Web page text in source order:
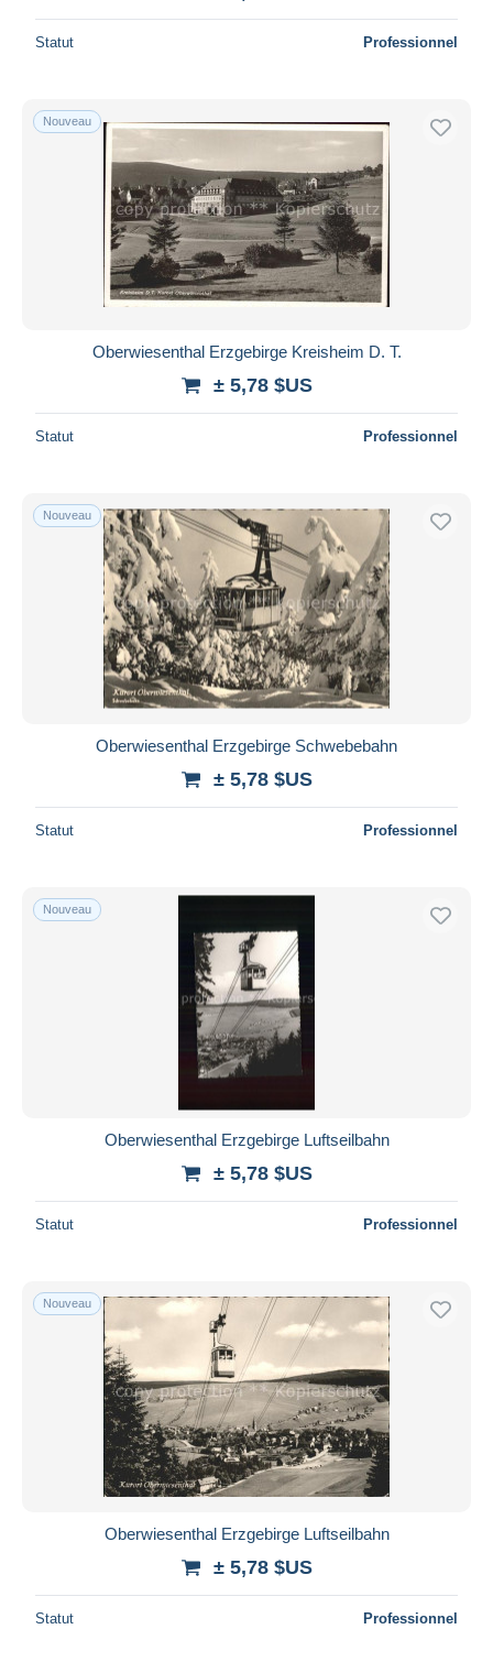
Statut Professionnel
Nouveau
Oberwiesenthal Erzgebirge Kreisheim D. T.
± 5,78 $US
Statut Professionnel
Nouveau
Oberwiesenthal Erzgebirge Schwebebahn
± 5,78 $US
Statut Professionnel
Nouveau
Oberwiesenthal Erzgebirge Luftseilbahn
± 5,78 $US
Statut Professionnel
Nouveau
Oberwiesenthal Erzgebirge Luftseilbahn
± 5,78 $US
Statut Professionnel